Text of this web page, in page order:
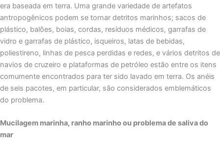
era baseada em terra. Uma grande variedade de artefatos
antropogênicos podem se tornar detritos marinhos; sacos de
plástico, balões, boias, cordas, resíduos médicos, garrafas de
vidro e garrafas de plástico, isqueiros, latas de bebidas,
poliestireno, linhas de pesca perdidas e redes, e vários detritos de
navios de cruzeiro e plataformas de petróleo estão entre os itens
comumente encontrados para ter sido lavado em terra. Os anéis
de seis pacotes, em particular, são considerados emblemáticos
do problema.
Mucilagem marinha, ranho marinho ou problema de saliva do
mar